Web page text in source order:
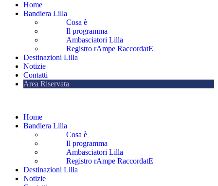
Home
Bandiera Lilla
Cosa è
Il programma
Ambasciatori Lilla
Registro rAmpe RaccordatE
Destinazioni Lilla
Notizie
Contatti
Area Riservata
Home
Bandiera Lilla
Cosa è
Il programma
Ambasciatori Lilla
Registro rAmpe RaccordatE
Destinazioni Lilla
Notizie